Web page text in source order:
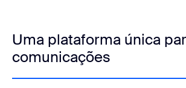
Uma plataforma única
comunicações